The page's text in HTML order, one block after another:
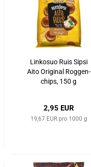
Lin­ko­suo Ruis Sipsi
Aito Ori­gi­nal Rog­gen­
chips, 150 g
2,95 EUR
19,67 EUR pro 1000 g